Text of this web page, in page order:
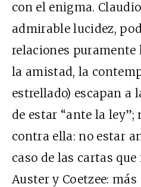
con el enigma.
admirable lucidez,
relaciones puramente
la amistad, la
estrellado) escapan a
de estar “ante la ley”;
contra ella: no estar
caso de las cartas
Auster y Coetzee: